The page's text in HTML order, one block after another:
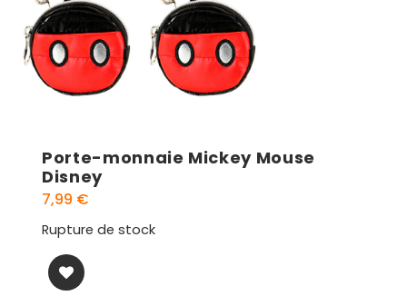
Porte-monnaie Mickey Mouse
Disney
7,99 €
Rupture de stock